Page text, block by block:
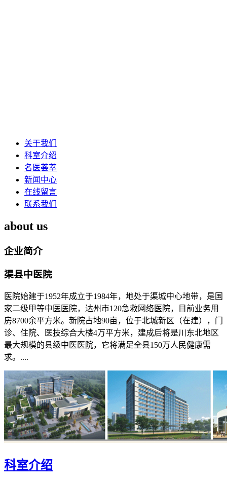
关于我们
科室介绍
名医荟萃
新闻中心
在线留言
联系我们
about us
企业简介
渠县中医院
医院始建于1952年成立于1984年，地处于渠城中心地带，是国
家二级甲等中医医院，达州市120急救网络医院，目前业务用
房8700余平方米。新院占地90亩，位于北城新区（在建），门
诊、住院、医技综合大楼4万平方米，建成后将是川东北地区
最大规模的县级中医医院，它将满足全县150万人民健康需
求。....
科室介绍